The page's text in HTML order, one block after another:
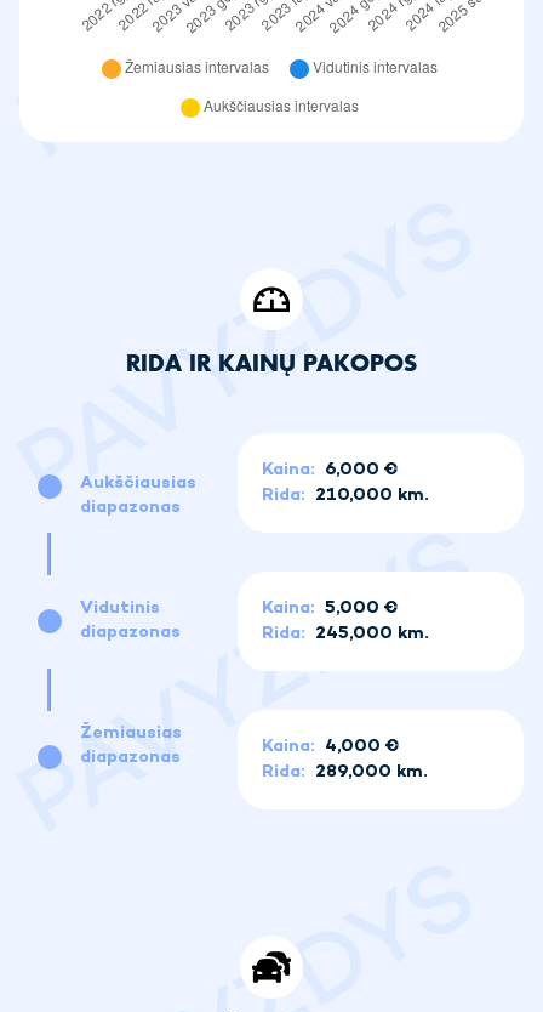
RIDA IR KAINŲ PAKOPOS
Aukščiausias
diapazonas
Vidutinis
diapazonas
Žemiausias
diapazonas
Kaina: 6,000 €
Rida: 210,000 km.
Kaina: 5,000 €
Rida: 245,000 km.
Kaina: 4,000 €
Rida: 289,000 km.